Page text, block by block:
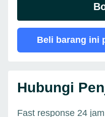
Beli barang ini
Hubungi
Fast response 24